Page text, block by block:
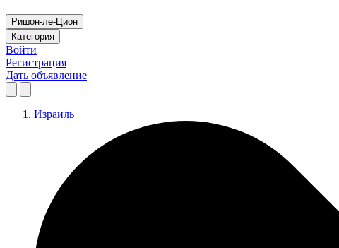
Ришон-ле-Цион
Категория
Войти
Регистрация
Дать объявление
Израиль